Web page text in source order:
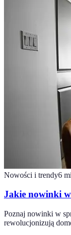
Nowości i trendy6
Jakie nowinki
Poznaj nowinki w
rewolucjonizują